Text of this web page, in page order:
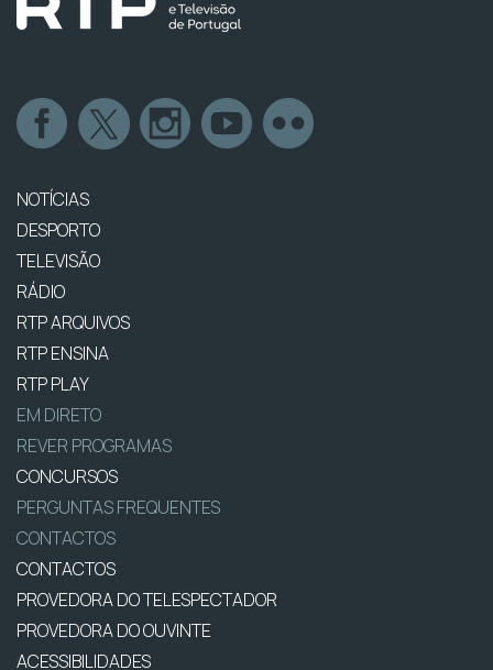
NOTÍCIAS
DESPORTO
TELEVISÃO
RÁDIO
RTP ARQUIVOS
RTP ENSINA
RTP PLAY
EM DIRETO
REVER PROGRAMAS
CONCURSOS
PERGUNTAS FREQUENTES
CONTACTOS
CONTACTOS
PROVEDORA DO TELESPECTADOR
PROVEDORA DO OUVINTE
ACESSIBILIDADES